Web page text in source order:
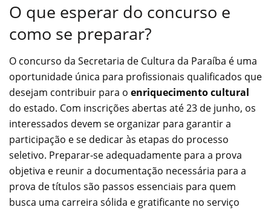
O que esperar do concurso e
como se preparar?
O concurso da Secretaria de Cultura da Paraíba é uma
oportunidade única para profissionais qualificados que
desejam contribuir para o enriquecimento cultural
do estado. Com inscrições abertas até 23 de junho, os
interessados devem se organizar para garantir a
participação e se dedicar às etapas do processo
seletivo. Preparar-se adequadamente para a prova
objetiva e reunir a documentação necessária para a
prova de títulos são passos essenciais para quem
busca uma carreira sólida e gratificante no serviço